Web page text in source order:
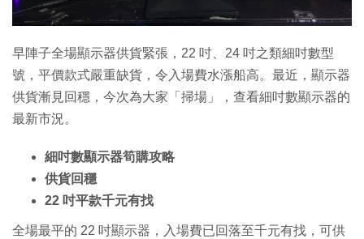
早陣子全場顯示器供貨緊張，22 吋、24 吋之類細吋數型
號，平價款式嚴重缺貨，令入場費水漲船高。最近，顯示器
供貨漸見回穩，今次為大家「掃場」，查看細吋數顯示器的
最新市況。
細吋數顯示器筍購攻略
供貨回穩
22 吋平款千元有找
全場最平的 22 吋顯示器，入場費已回落至千元有找，可供